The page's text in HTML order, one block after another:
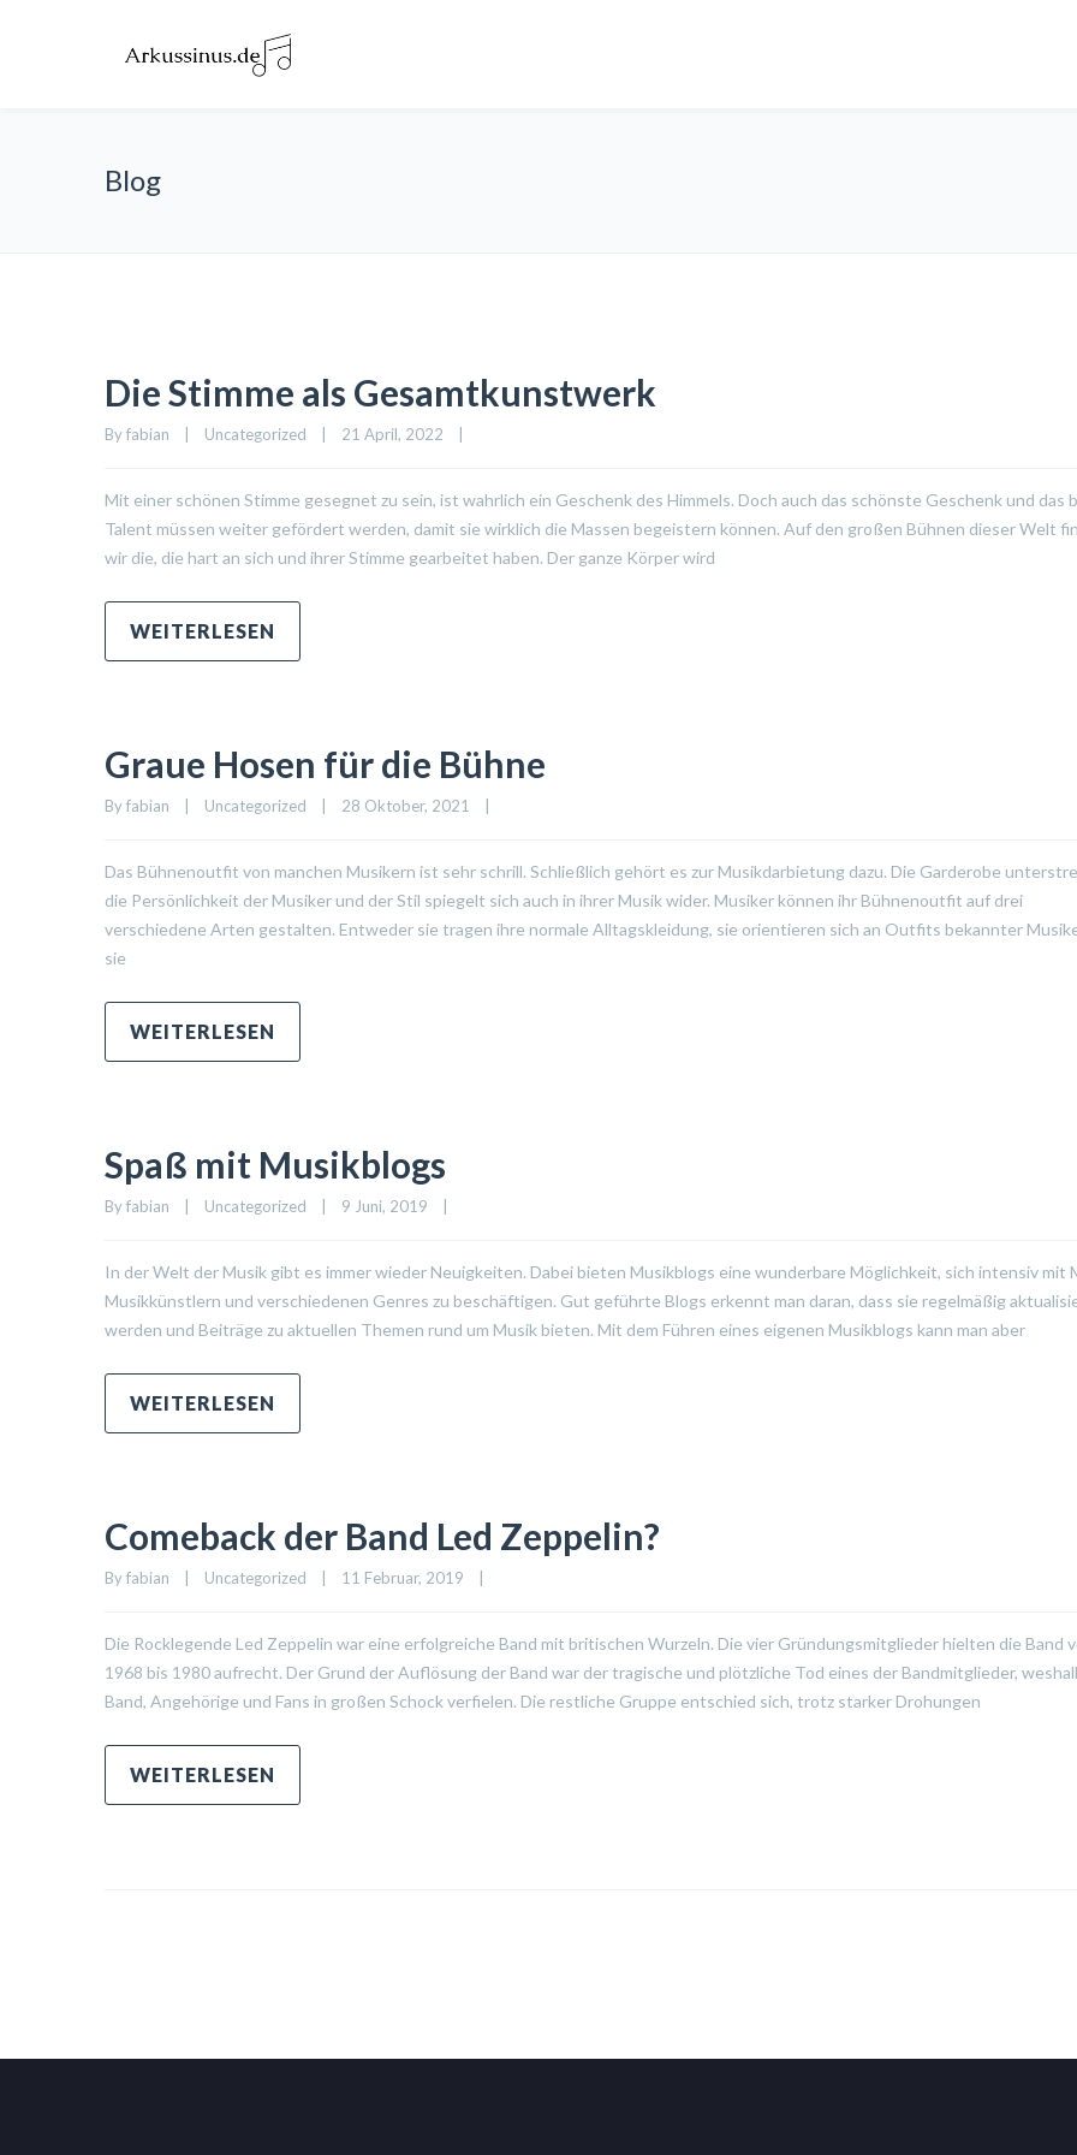
Blog
Die Stimme als Gesamtkunstwerk
By fabian Uncategorized 21 April, 2022
Mit einer schönen Stimme gesegnet zu sein, ist wahrlich ein Geschenk des Himmels. Doch auch das schönste Geschenk und das
Talent müssen weiter gefördert werden, damit sie wirklich die Massen begeistern können. Auf den großen Bühnen dieser Welt
wir die, die hart an sich und ihrer Stimme gearbeitet haben. Der ganze Körper wird
WEITERLESEN
Graue Hosen für die Bühne
By fabian Uncategorized 28 Oktober, 2021
Das Bühnenoutfit von manchen Musikern ist sehr schrill. Schließlich gehört es zur Musikdarbietung dazu. Die Garderobe
die Persönlichkeit der Musiker und der Stil spiegelt sich auch in ihrer Musik wider. Musiker können ihr Bühnenoutfit auf drei
verschiedene Arten gestalten. Entweder sie tragen ihre normale Alltagskleidung, sie orientieren sich an Outfits bekannter
sie
WEITERLESEN
Spaß mit Musikblogs
By fabian Uncategorized 9 Juni, 2019
In der Welt der Musik gibt es immer wieder Neuigkeiten. Dabei bieten Musikblogs eine wunderbare Möglichkeit, sich intensiv mit
Musikkünstlern und verschiedenen Genres zu beschäftigen. Gut geführte Blogs erkennt man daran, dass sie regelmäßig
werden und Beiträge zu aktuellen Themen rund um Musik bieten. Mit dem Führen eines eigenen Musikblogs kann man aber
WEITERLESEN
Comeback der Band Led Zeppelin?
By fabian Uncategorized 11 Februar, 2019
Die Rocklegende Led Zeppelin war eine erfolgreiche Band mit britischen Wurzeln. Die vier Gründungsmitglieder hielten die Band
1968 bis 1980 aufrecht. Der Grund der Auflösung der Band war der tragische und plötzliche Tod eines der Bandmitglieder,
Band, Angehörige und Fans in großen Schock verfielen. Die restliche Gruppe entschied sich, trotz starker Drohungen
WEITERLESEN